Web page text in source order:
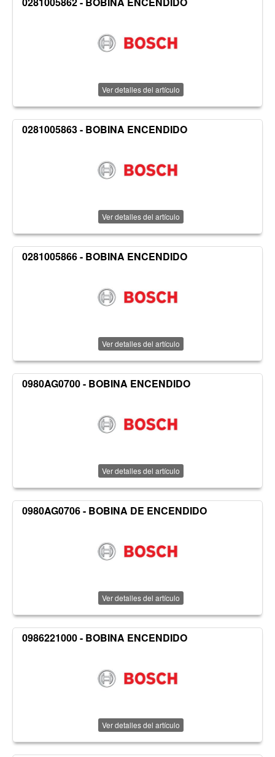
Ver detalles del artículo
0281005863 - BOBINA ENCENDIDO
Ver detalles del artículo
0281005866 - BOBINA ENCENDIDO
Ver detalles del artículo
0980AG0700 - BOBINA ENCENDIDO
Ver detalles del artículo
0980AG0706 - BOBINA DE ENCENDIDO
Ver detalles del artículo
0986221000 - BOBINA ENCENDIDO
Ver detalles del artículo